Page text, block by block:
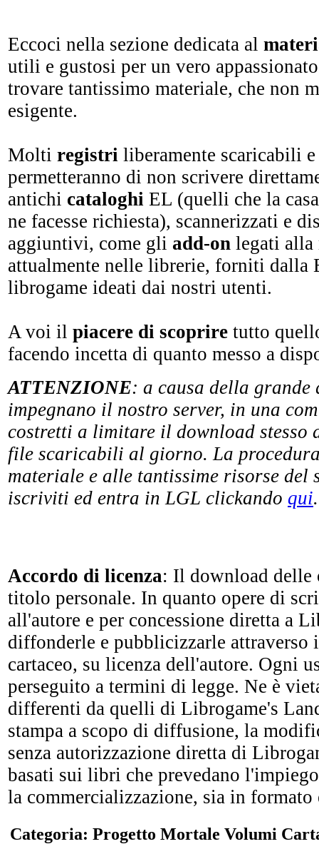
Eccoci nella sezione dedicata al
utili e gustosi per un vero
trovare tantissimo materiale, che non
esigente.
Molti registri liberamente scaricabili
permetteranno di non scrivere
antichi cataloghi EL (quelli che la
ne facesse richiesta), scannerizzati e
aggiuntivi, come gli add-on legati alla
attualmente nelle librerie, forniti dalla
librogame ideati dai nostri utenti.
A voi il piacere di scoprire tutto
facendo incetta di quanto messo a
ATTENZIONE: a causa della
impegnano il nostro server, in una
costretti a limitare il download
file scaricabili al giorno. La
materiale e alle tantissime risorse
iscriviti ed entra in LGL clickando qui.
Accordo di licenza: Il download delle
titolo personale. In quanto opere di
all'autore e per concessione diretta a
diffonderle e pubblicizzarle
cartaceo, su licenza dell'autore. Ogni
perseguito a termini di legge. Ne è
differenti da quelli di Librogame's
stampa a scopo di diffusione, la
senza autorizzazione diretta di
basati sui libri che prevedano
la commercializzazione, sia in formato
Categoria: Progetto Mortale Volumi